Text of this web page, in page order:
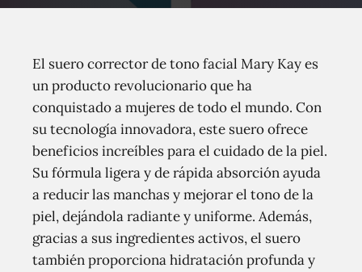
El suero corrector de tono facial Mary Kay es
un producto revolucionario que ha
conquistado a mujeres de todo el mundo. Con
su tecnología innovadora, este suero ofrece
beneficios increíbles para el cuidado de la piel.
Su fórmula ligera y de rápida absorción ayuda
a reducir las manchas y mejorar el tono de la
piel, dejándola radiante y uniforme. Además,
gracias a sus ingredientes activos, el suero
también proporciona hidratación profunda y